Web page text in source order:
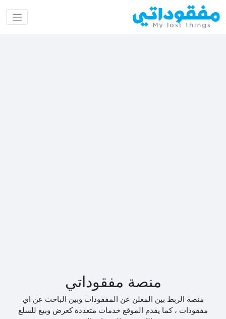
منصة مفقوداتي
منصة الربط بين المعلن عن المفقودات وبين الباحث عن اي
مفقودات ، كما يقدم الموقع خدمات متعددة كعرض وبيع للسلع